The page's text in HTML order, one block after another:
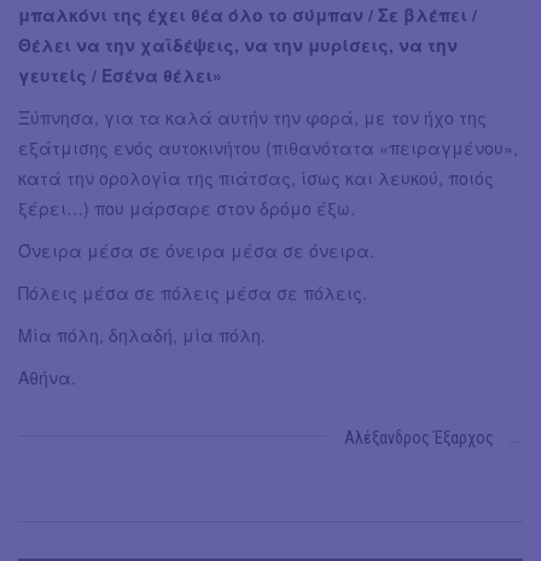
μπαλκόνι της έχει θέα όλο το σύμπαν / Σε βλέπει /
Θέλει να την χαϊδέψεις, να την μυρίσεις, να την
γευτείς / Εσένα θέλει»
Ξύπνησα, για τα καλά αυτήν την φορά, με τον ήχο της
εξάτμισης ενός αυτοκινήτου (πιθανότατα «πειραγμένου»,
κατά την ορολογία της πιάτσας, ίσως και λευκού, ποιός
ξέρει…) που μάρσαρε στον δρόμο έξω.
Όνειρα μέσα σε όνειρα μέσα σε όνειρα.
Πόλεις μέσα σε πόλεις μέσα σε πόλεις.
Μία πόλη, δηλαδή, μία πόλη.
Αθήνα.
Αλέξανδρος Έξαρχος